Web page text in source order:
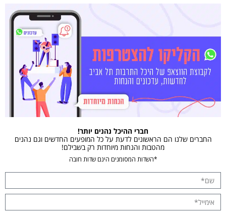
חברי ההיכל נהנים יותר!
החברים שלנו הם הראשונים לדעת על כל המופעים החדשים וגם נהנים
מהטבות והנחות מיוחדות רק בשבילם!
*השדות המסומנים הינם שדות חובה